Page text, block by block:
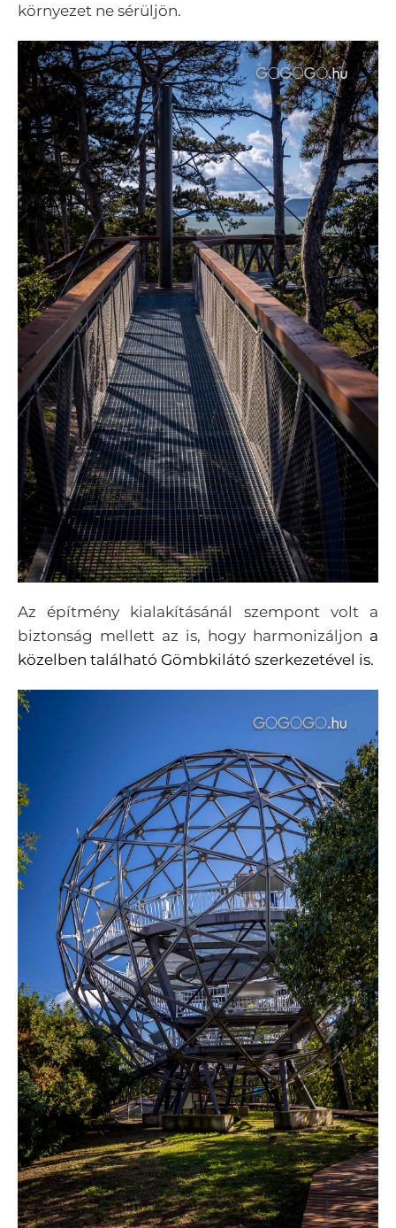
környezet ne sérüljön.
Az építmény kialakításánál szempont volt a
biztonság mellett az is, hogy harmonizáljon a
közelben található Gömbkilátó szerkezetével is.